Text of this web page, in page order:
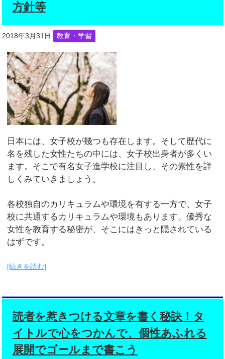
方針等
2018年3月31日 教育・学習
日本には、女子校が幾つも存在します。そして歴代に
名を残した女性たちの中には、女子校出身者が多くい
ます。そこで有名女子進学校に注目し、その素性を詳
しくみていきましょう。
各校独自のカリキュラムや環境を有する一方で、女子
校に共通するカリキュラムや環境もあります。優秀な
女性を教育する秘密が、そこにはきっと隠されている
はずです。
[続きを読む]
読者を惹きつける文章を書く秘訣！タ
イトルで心をつかんで、個性あふれる
展開でゴールまで書こう